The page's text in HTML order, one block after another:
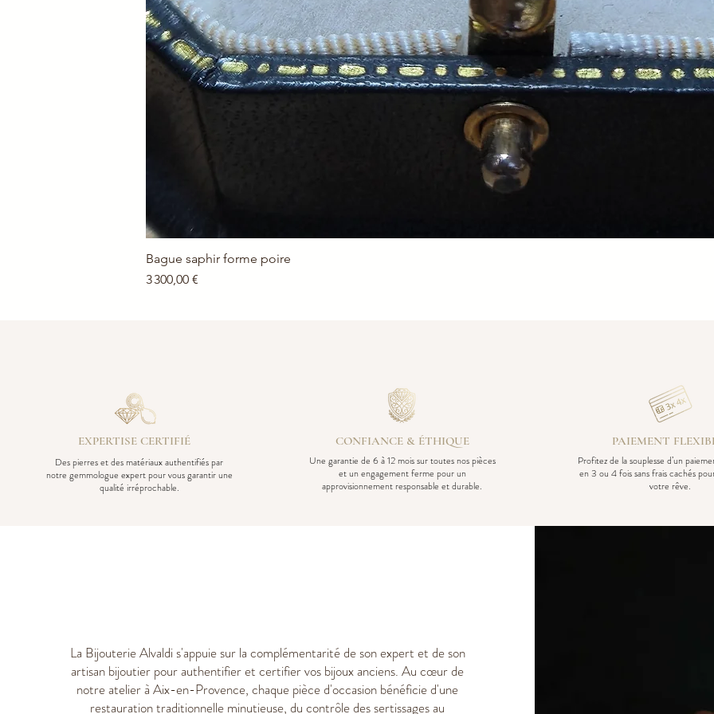
Bague saphir forme poire
Prix
3 300,00 €
EXPERTISE CERTIFIÉ
Des pierres et des matériaux authentifiés par
notre gemmologue expert pour vous garantir une
qualité irréprochable.
CONFIANCE & ÉTHIQUE
Une garantie de 6 à 12 mois sur toutes nos pièces
et un engagement ferme pour un
approvisionnement responsable et durable.
PAIEMENT
Profitez de la souplesse d’un
en 3 ou 4 fois sans frais cachés
votre rêve.
La Bijouterie Alvaldi s'appuie sur la complémentarité de son expert et de son
artisan bijoutier pour authentifier et certifier vos bijoux anciens. Au cœur de
notre atelier à Aix-en-Provence, chaque pièce d'occasion bénéficie d'une
restauration traditionnelle minutieuse, du contrôle des sertissages au